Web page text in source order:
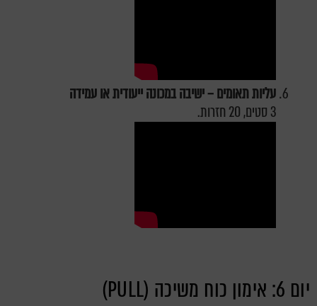
עליות תאומים – ישיבה במכונה ייעודית או עמידה
3 סטים, 20 חזרות.
יום 6: אימון כוח משיכה (PULL)